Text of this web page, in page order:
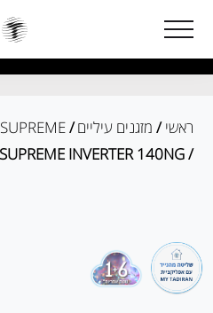
ראשי / מזגנים עיליים/
SUPREME
/ SUPREME INVERTER 140NG לבן